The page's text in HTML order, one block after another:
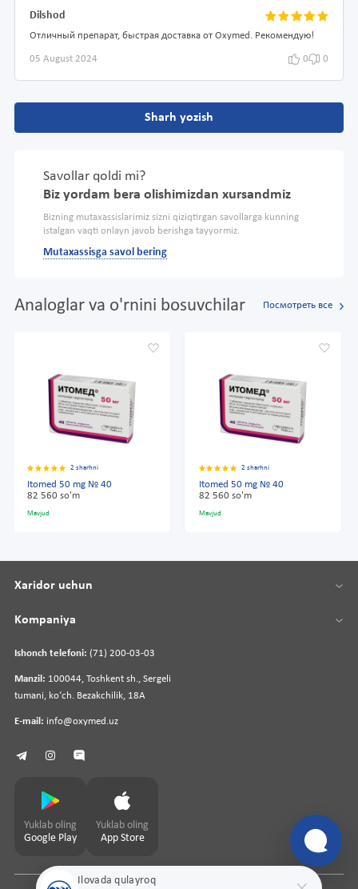
Dilshod
Отличный препарат, быстрая доставка от Oxymed. Рекомендую!
05 August 2024 0 0
Sharh yozish
Savollar qoldi mi?
Biz yordam bera olishimizdan xursandmiz
Bizning mutaxassislarimiz sizni qiziqtirgan savollarga kunning
istalgan vaqti onlayn javob berishga tayyormiz.
Mutaxassisga savol bering
Analoglar va o'rnini bosuvchilar Посмотреть все
2 sharhni
Itomed 50 mg № 40
82 560 so'm
Mavjud
2 sharhni
Itomed 50 mg № 40
82 560 so'm
Mavjud
Ilovada qulayroq
Ishonch telefoni: (71) 200-03-03
Manzil: 100044, Toshkent sh., Sergeli
tumani, koʻch. Bezakchilik, 18A
E-mail: info@oxymed.uz
Xaridor uchun
Kompaniya
Yuklab oling
Google Play
Yuklab oling
App Store